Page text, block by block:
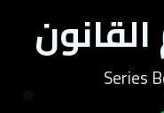
Series